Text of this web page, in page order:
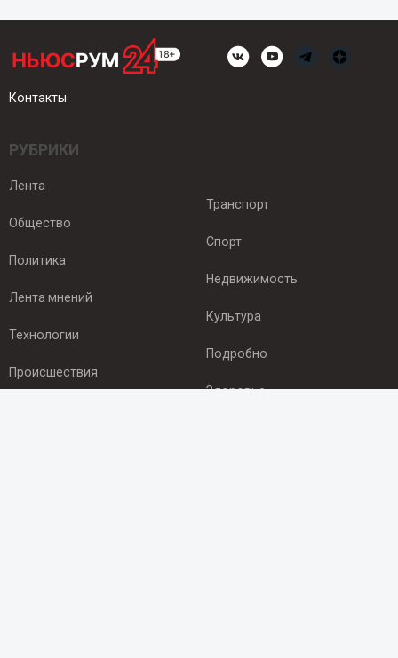
Контакты
РУБРИКИ
Лента
Общество
Политика
Лента мнений
Технологии
Происшествия
Транспорт
Спорт
Недвижимость
Культура
Подробно
Здоровье